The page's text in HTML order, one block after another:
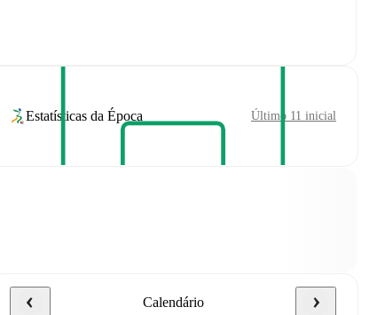
Estatísticas da Época Último 11 inicial
Calendário